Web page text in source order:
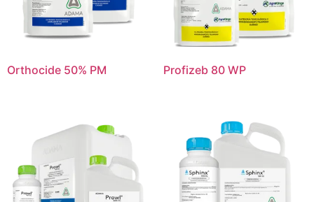
Orthocide 50% PM Profizeb 80 WP